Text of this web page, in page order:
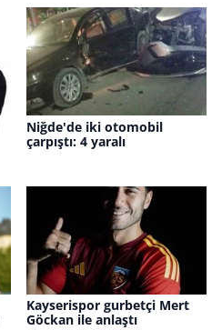
Niğde'de iki otomobil
çarpıştı: 4 yaralı
Kayserispor gurbetçi Mert
Göckan ile anlaştı